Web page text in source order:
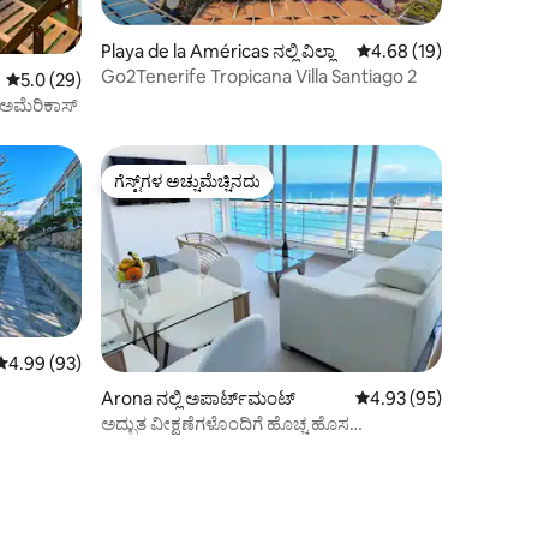
5 ರಲ್ಲಿ 5.0 ಸರಾಸರಿ ರೇಟಿಂಗ್, 29 ವಿಮರ್ಶೆಗಳು
5.0 (29)
ಅಮೆರಿಕಾಸ್
Playa de la Américas ನಲ್ಲಿ ವಿಲ್ಲಾ 5 ರಲ್ಲಿ 4.68 ಸರಾಸರಿ
4.68 (19)
Go2Tenerife Tropicana Villa Santiago 2
ರಲ್ಲಿ 4.99 ಸರಾಸರಿ ರೇಟಿಂಗ್, 93 ವಿಮರ್ಶೆಗಳು
4.99 (93)
ಗೆಸ್ಟ್‌ಗಳ ಅಚ್ಚುಮೆಚ್ಚಿನದು
ಗೆಸ್ಟ್‌ಗಳ ಅಚ್ಚುಮೆಚ್ಚಿನದು
Arona ನಲ್ಲಿ ಅಪಾರ್ಟ್‌ಮಂಟ್ 5 ರಲ್ಲಿ 4.93 ಸರಾಸರಿ
4.93 (95)
ಅದ್ಭುತ ವೀಕ್ಷಣೆಗಳೊಂದಿಗೆ ಹೊಚ್ಚ ಹೊಸ